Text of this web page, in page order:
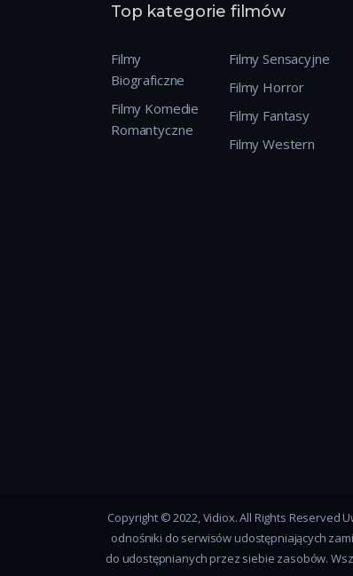
Top kategorie filmów
Filmy
Biograficzne
Filmy Komedie
Romantyczne
Filmy Sensacyjne
Filmy Horror
Filmy Fantasy
Filmy Western
Copyright © 2022, Vidiox. All Rights
odnośniki do serwisów udostępniających
do udostępnianych przez siebie zasobów.